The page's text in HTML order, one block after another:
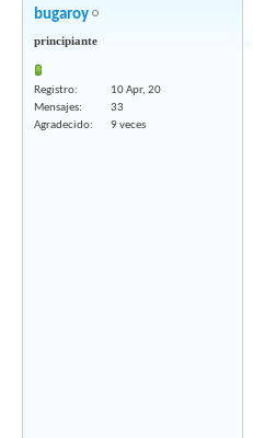
bugaroy
principiante
Registro
10 Apr, 20
Mensajes
33
Agradecido
9 veces